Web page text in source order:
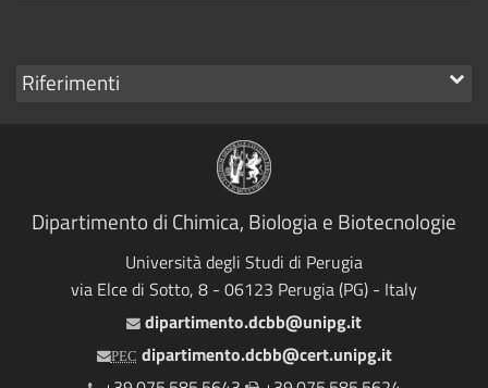
Mostra
Riferimenti
Dipartimento di Chimica, Biologia e Biotecnologie
Università degli Studi di Perugia
via Elce di Sotto, 8 - 06123 Perugia (PG) - Italy
Email
dipartimento.dcbb@unipg.it
PEC dipartimento.dcbb@cert.unipg.it